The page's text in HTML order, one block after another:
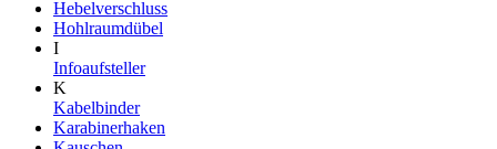
Hebelverschluss
Hohlraumdübel
I
Infoaufsteller
K
Kabelbinder
Karabinerhaken